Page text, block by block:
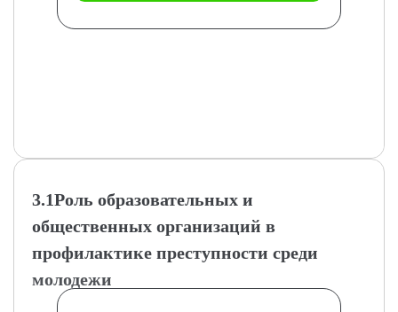
3.1Роль образовательных и
общественных организаций в
профилактике преступности среди
молодежи